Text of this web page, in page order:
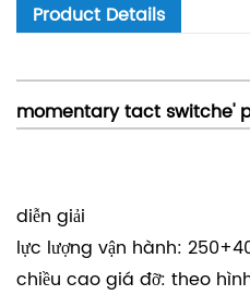
Product Details
momentary tact switche'
diễn giải
lực lượng vận hành:
chiều cao giá đỡ: theo